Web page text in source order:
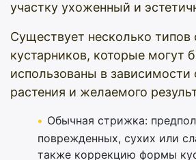
участку ухоженный и
Существует несколько типов
кустарников, которые могут
использованы в зависимости
растения и желаемого
Обычная стрижка:
поврежденных, сухих или
также коррекцию формы